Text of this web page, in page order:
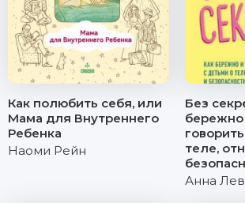
Как полюбить себя, или
Мама для Внутреннего
Ребенка
Наоми Рейн
Без
бережно
теле,
Анна